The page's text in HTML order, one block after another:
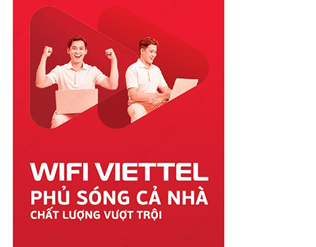
Quảng Ngãi
Quảng Ninh
Quảng Trị
Sóc Trăng
Sơn La
Tây Ninh
Thái Bình
Thái Nguyên
Thừa Thiên Huế
Tiền Giang
Trà Vinh
Tuyên Quang